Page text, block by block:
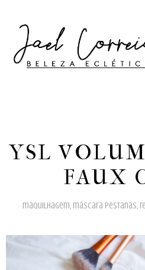
YSL
FAUX
maquilhagem, máscara pestanas,